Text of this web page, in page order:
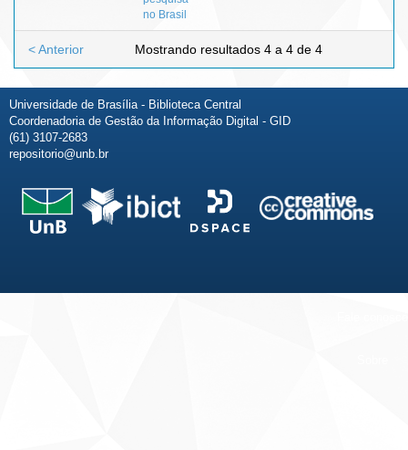
no Brasil
Mostrando resultados 4 a 4 de 4
< Anterior
Universidade de Brasília - Biblioteca Central
Coordenadoria de Gestão da Informação Digital - GID
(61) 3107-2683
repositorio@unb.br